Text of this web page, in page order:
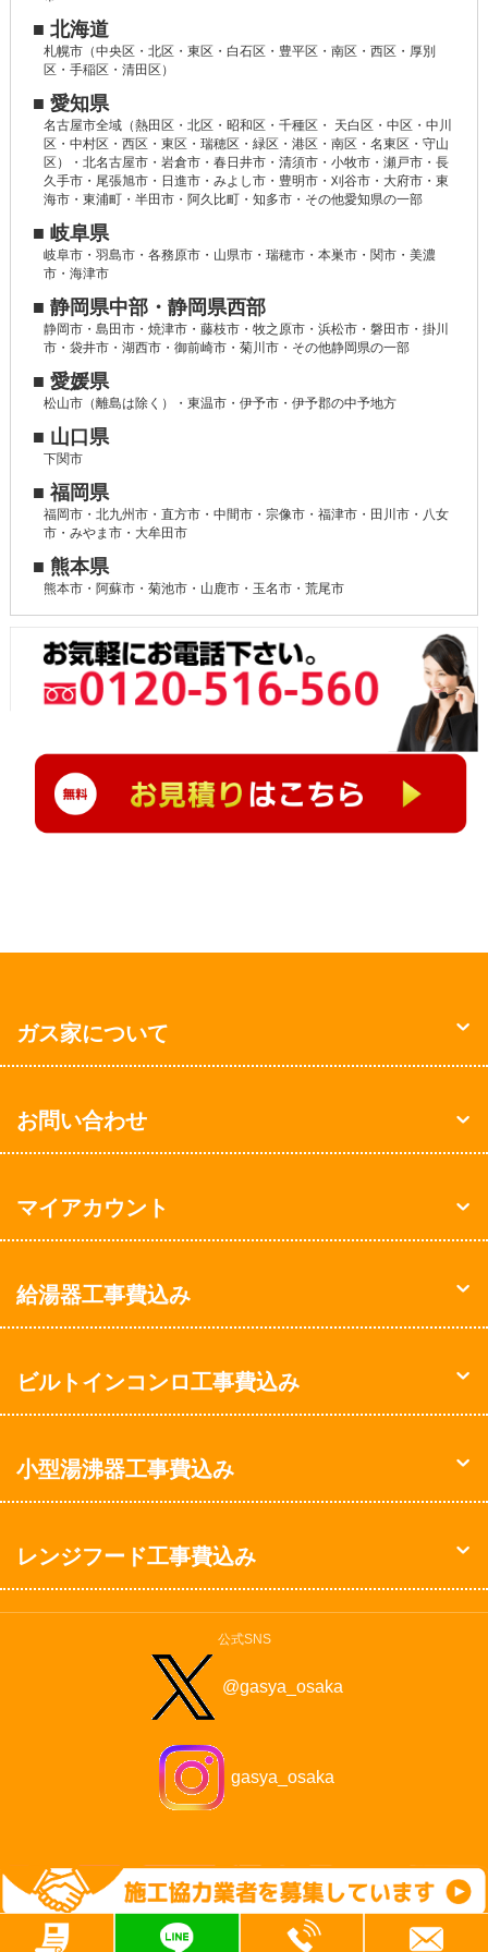
■ 北海道
札幌市（中央区・北区・東区・白石区・豊平区・南区・西区・厚別
区・手稲区・清田区）
■ 愛知県
名古屋市全域（熱田区・北区・昭和区・千種区・ 天白区・中区・中川
区・中村区・西区・東区・瑞穂区・緑区・港区・南区・名東区・守山
区）・北名古屋市・岩倉市・春日井市・清須市・小牧市・瀬戸市・長
久手市・尾張旭市・日進市・みよし市・豊明市・刈谷市・大府市・東
海市・東浦町・半田市・阿久比町・知多市・その他愛知県の一部
■ 岐阜県
岐阜市・羽島市・各務原市・山県市・瑞穂市・本巣市・関市・美濃
市・海津市
■ 静岡県中部・静岡県西部
静岡市・島田市・焼津市・藤枝市・牧之原市・浜松市・磐田市・掛川
市・袋井市・湖西市・御前崎市・菊川市・その他静岡県の一部
■ 愛媛県
松山市（離島は除く）・東温市・伊予市・伊予郡の中予地方
■ 山口県
下関市
■ 福岡県
福岡市・北九州市・直方市・中間市・宗像市・福津市・田川市・八女
市・みやま市・大牟田市
■ 熊本県
熊本市・阿蘇市・菊池市・山鹿市・玉名市・荒尾市
ガス家について
お問い合わせ
マイアカウント
給湯器工事費込み
ビルトインコンロ工事費込み
小型湯沸器工事費込み
レンジフード工事費込み
公式SNS
@gasya_osaka
gasya_osaka